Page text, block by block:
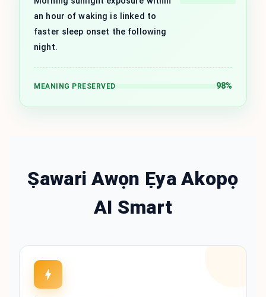
an hour of waking is linked to
faster sleep onset the following
night.
MEANING PRESERVED 98%
Ṣawari Awọn Ẹya Akopọ
AI Smart